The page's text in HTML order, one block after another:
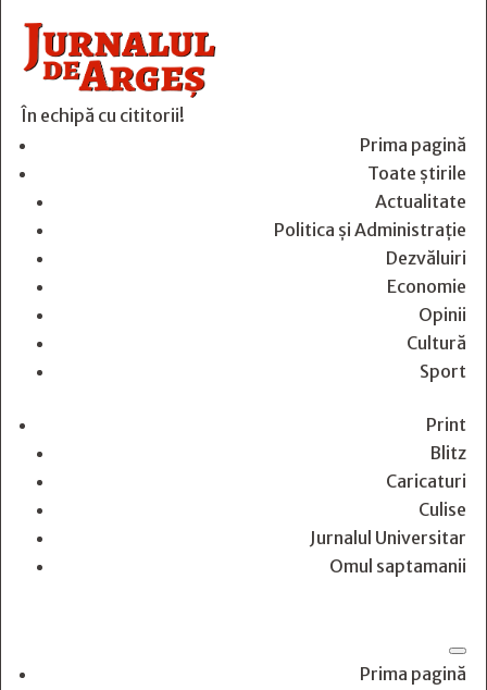
În echipă cu cititorii!
Prima pagină
Toate știrile
Actualitate
Politica și Administrație
Dezvăluiri
Economie
Opinii
Cultură
Sport
Print
Blitz
Caricaturi
Culise
Jurnalul Universitar
Omul saptamanii
Prima pagină